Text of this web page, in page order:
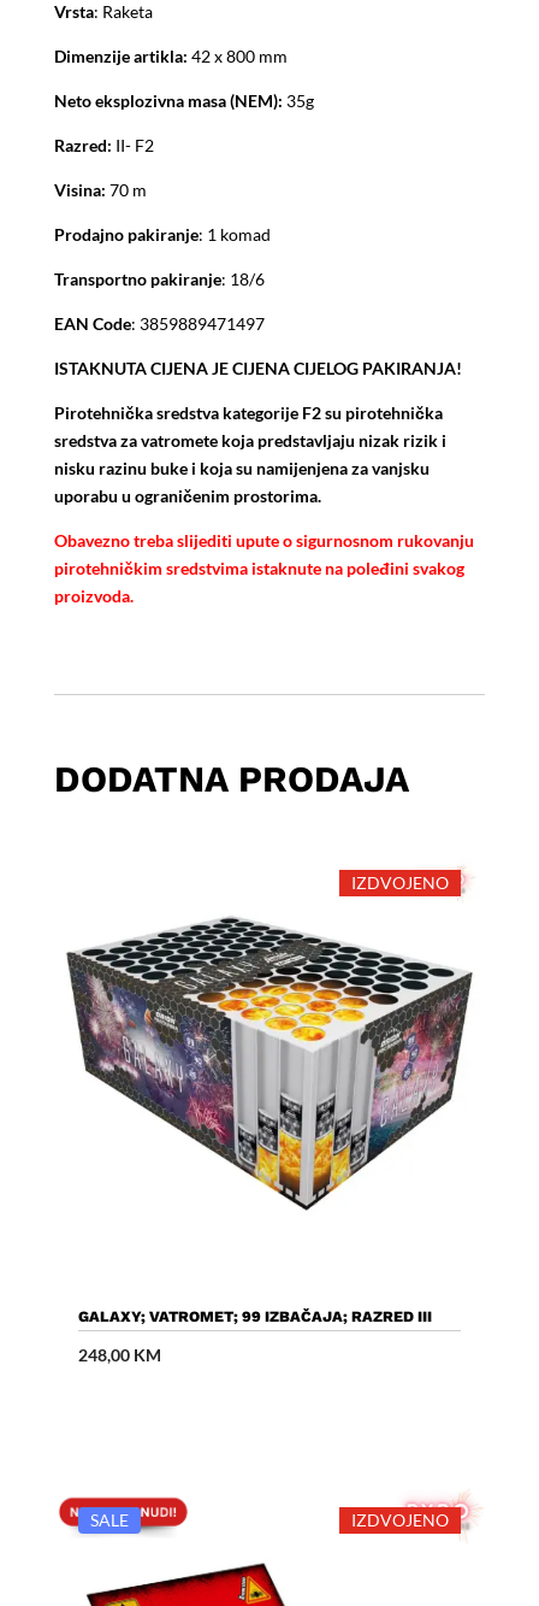
Vrsta: Raketa
Dimenzije artikla: 42 x 800 mm
Neto eksplozivna masa (NEM): 35g
Razred: II- F2
Visina: 70 m
Prodajno pakiranje: 1 komad
Transportno pakiranje: 18/6
EAN Code: 3859889471497
ISTAKNUTA CIJENA JE CIJENA CIJELOG PAKIRANJA!
Pirotehnička sredstva kategorije F2 su pirotehnička
sredstva za vatromete koja predstavljaju nizak rizik i
nisku razinu buke i koja su namijenjena za vanjsku
uporabu u ograničenim prostorima.
Obavezno treba slijediti upute o sigurnosnom rukovanju
pirotehničkim sredstvima istaknute na poleđini svakog
proizvoda.
DODATNA PRODAJA
IZDVOJENO
Dodaj U Košaricu
GALAXY; VATROMET; 99 IZBAČAJA; RAZRED III
248,00 KM
SALE IZDVOJENO